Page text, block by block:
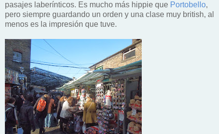
pasajes laberínticos. Es mucho más hippie que Portobello,
pero siempre guardando un orden y una clase muy british, al
menos es la impresión que tuve.